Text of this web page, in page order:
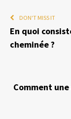
DON'T MISS IT
En quoi
cheminée ?
Comment